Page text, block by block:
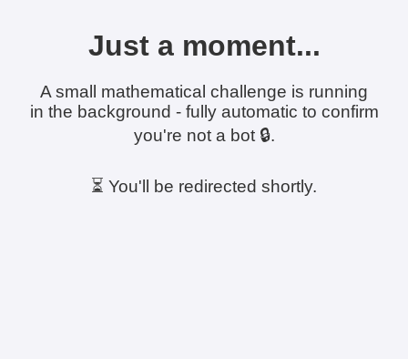
Just a moment...
A small mathematical challenge is running
in the background - fully automatic to confirm
you're not a bot 🔒.
⏳ You'll be redirected shortly.